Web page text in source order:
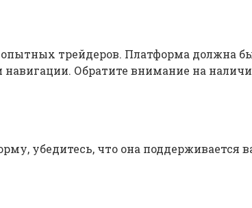
трейдеров. Платформа должна
Обратите внимание на
убедитесь, что она поддерживается